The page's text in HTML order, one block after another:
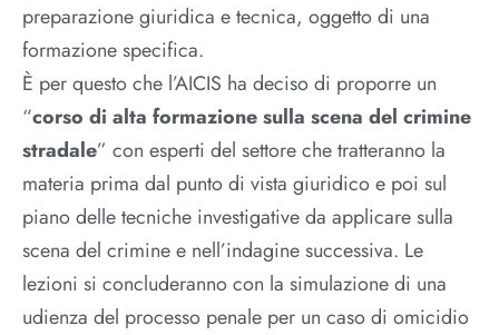
preparazione giuridica e tecnica, oggetto di una
formazione specifica.
È per questo che l’AICIS ha deciso di proporre un
“corso di alta formazione sulla scena del crimine
stradale” con esperti del settore che tratteranno la
materia prima dal punto di vista giuridico e poi sul
piano delle tecniche investigative da applicare sulla
scena del crimine e nell’indagine successiva. Le
lezioni si concluderanno con la simulazione di una
udienza del processo penale per un caso di omicidio